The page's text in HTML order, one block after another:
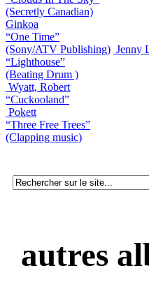
(Secretly Canadian)
Ginkoa
“One Time”
(Sony/ATV Publishing) Jenny
“Lighthouse”
(Beating Drum )
Wyatt, Robert
“Cuckooland”
Pokett
“Three Free Trees”
(Clapping music)
autres